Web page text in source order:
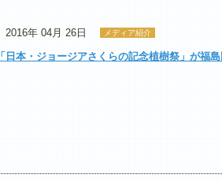
2016年 04月 26日 メディア紹介
「日本・ジョージアさくらの記念植樹祭」が福